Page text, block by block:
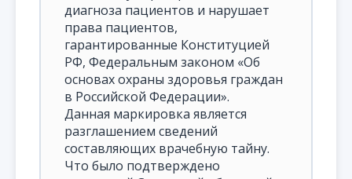
диагноза пациентов и нарушает
права пациентов,
гарантированные Конституцией
РФ, Федеральным законом «Об
основах охраны здоровья граждан
в Российской Федерации».
Данная маркировка является
разглашением сведений
составляющих врачебную тайну.
Что было подтверждено